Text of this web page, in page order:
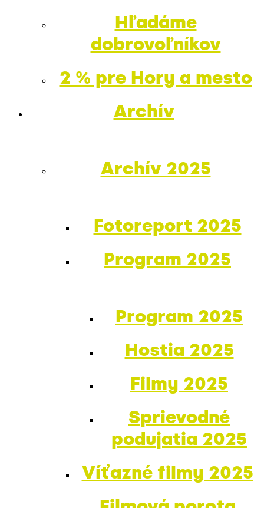
Hľadáme
dobrovoľníkov
2 % pre Hory a mesto
Archív
Archív 2025
Fotoreport 2025
Program 2025
Program 2025
Hostia 2025
Filmy 2025
Sprievodné
podujatia 2025
Víťazné filmy 2025